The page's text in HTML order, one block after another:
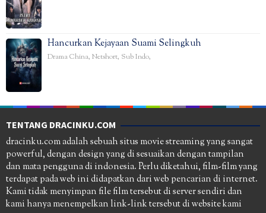
Hancurkan Kejayaan Suami Selingkuh
Drama China, Netshort, Sub Indo,
TENTANG DRACINKU.COM
dracinku.com adalah sebuah situs movie streaming yang sangat
powerful, dengan design yang di sesuaikan dengan tampilan
dan mata pengguna di indonesia. Perlu diketahui, film-film yang
terdapat pada web ini didapatkan dari web pencarian di internet.
Kami tidak menyimpan file film tersebut di server sendiri dan
kami hanya menempelkan link-link tersebut di website kami